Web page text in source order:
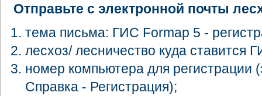
Отправьте с электронной почты
тема письма: ГИС Formap 5 -
лесхоз/ лесничество куда ставится
номер компьютера для регистрации
Справка - Регистрация);